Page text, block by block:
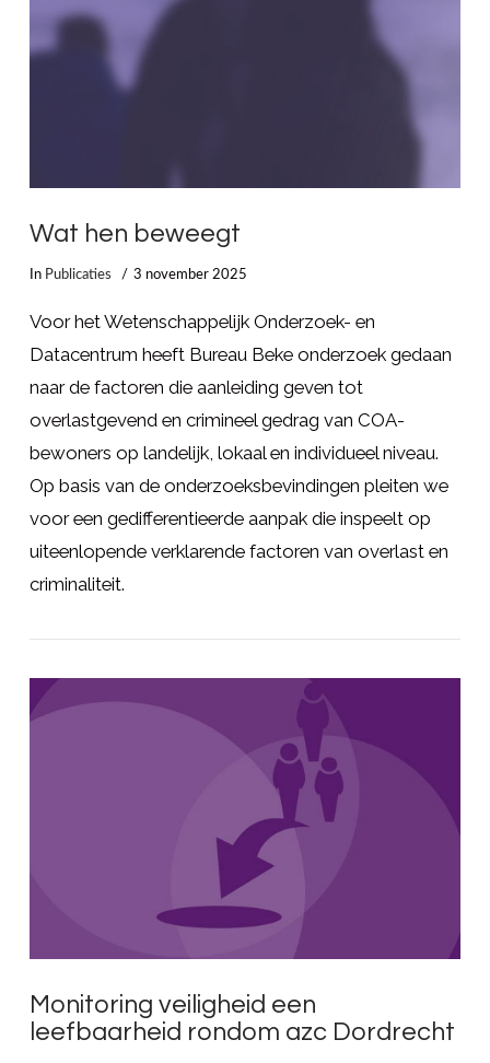
Wat hen beweegt
In Publicaties 3 november 2025
Voor het Wetenschappelijk Onderzoek- en
Datacentrum heeft Bureau Beke onderzoek gedaan
naar de factoren die aanleiding geven tot
overlastgevend en crimineel gedrag van COA-
bewoners op landelijk, lokaal en individueel niveau.
Op basis van de onderzoeksbevindingen pleiten we
voor een gedifferentieerde aanpak die inspeelt op
uiteenlopende verklarende factoren van overlast en
criminaliteit.
Monitoring veiligheid een
leefbaarheid rondom azc Dordrecht